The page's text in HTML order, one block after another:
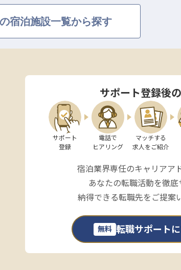
宿泊施設一覧から探す
サポート登録後
サポート
登録
電話で
ヒアリング
マッチする
求人をご紹介
宿泊業界専任のキャリアア
あなたの転職活動を徹底
納得できる転職先をご提案
無料 転職サポート